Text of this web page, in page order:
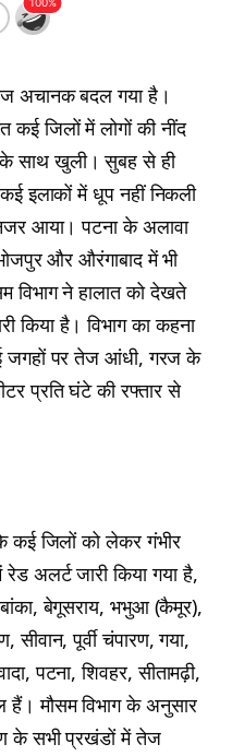
अचानक बदल गया है।
कई जिलों में लोगों की नींद
साथ खुली। सुबह से ही
इलाकों में धूप नहीं निकली
आया। पटना के अलावा
और औरंगाबाद में भी
विभाग ने हालात को देखते
किया है। विभाग का कहना
जगहों पर तेज आंधी, गरज के
प्रति घंटे की रफ्तार से
कई जिलों को लेकर गंभीर
अलर्ट जारी किया गया है,
बेगूसराय, भभुआ (कैमूर),
पूर्वी चंपारण, गया,
पटना, शिवहर, सीतामढ़ी,
हैं। मौसम विभाग के अनुसार
के सभी प्रखंडों में तेज